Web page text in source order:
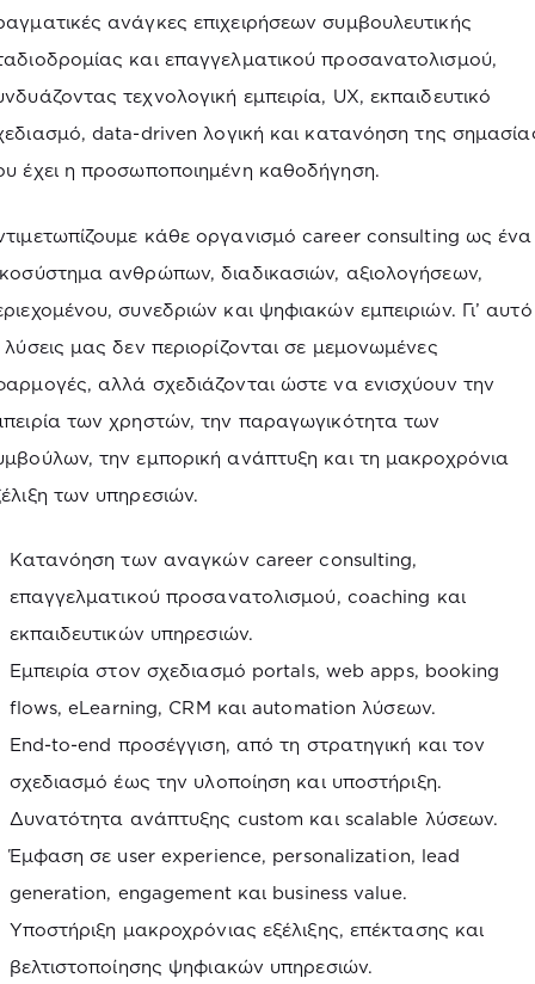
ανάγκες επιχειρήσεων συμβουλευτικής
και επαγγελματικού προσανατολισμού,
τεχνολογική εμπειρία, UX, εκπαιδευτικό
data-driven λογική και κατανόηση της
έχει η προσωποποιημένη καθοδήγηση.
κάθε οργανισμό career consulting ως ένα
ανθρώπων, διαδικασιών, αξιολογήσεων,
συνεδριών και ψηφιακών εμπειριών. Γι’ αυτό
λύσεις μας δεν περιορίζονται σε μεμονωμένες
αλλά σχεδιάζονται ώστε να ενισχύουν την
των χρηστών, την παραγωγικότητα των
την εμπορική ανάπτυξη και τη μακροχρόνια
των υπηρεσιών.
Κατανόηση των αναγκών career consulting,
επαγγελματικού προσανατολισμού, coaching και
εκπαιδευτικών υπηρεσιών.
Εμπειρία στον σχεδιασμό portals, web apps, booking
flows, eLearning, CRM και automation λύσεων.
End-to-end προσέγγιση, από τη στρατηγική και τον
σχεδιασμό έως την υλοποίηση και υποστήριξη.
Δυνατότητα ανάπτυξης custom και scalable λύσεων.
Έμφαση σε user experience, personalization, lead
generation, engagement και business value.
Υποστήριξη μακροχρόνιας εξέλιξης, επέκτασης και
βελτιστοποίησης ψηφιακών υπηρεσιών.